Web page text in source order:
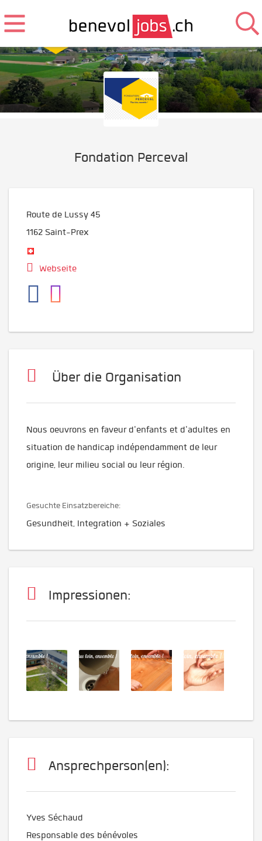
Fondation Perceval
Route de Lussy 45
1162 Saint-Prex
Webseite
Über die Organisation
Nous oeuvrons en faveur d'enfants et d'adultes en
situation de handicap ​indépendamment de leur
origine, leur milieu social ou leur région.
Gesuchte Einsatzbereiche:
Gesundheit, Integration + Soziales
Impressionen:
Ansprechperson(en):
Yves Séchaud
Responsable des bénévoles